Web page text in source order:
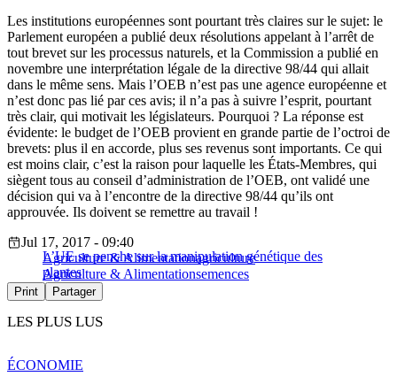
Les institutions européennes sont pourtant très claires sur le sujet: le
Parlement européen a publié deux résolutions appelant à l’arrêt de
tout brevet sur les processus naturels, et la Commission a publié en
novembre une interprétation légale de la directive 98/44 qui allait
dans le même sens. Mais l’OEB n’est pas une agence européenne et
n’est donc pas lié par ces avis; il n’a pas à suivre l’esprit, pourtant
très clair, qui motivait les législateurs. Pourquoi ? La réponse est
évidente: le budget de l’OEB provient en grande partie de l’octroi de
brevets: plus il en accorde, plus ses revenus sont importants. Ce qui
est moins clair, c’est la raison pour laquelle les États-Membres, qui
siègent tous au conseil d’administration de l’OEB, ont validé une
décision qui va à l’encontre de la directive 98/44 qu’ils ont
approuvée. Ils doivent se remettre au travail !
L’UE se penche sur la manipulation génétique des
plantes
Jul 17, 2017 - 09:40
Agriculture & Alimentationagriculture
Agriculture & Alimentationsemences
Print Partager
LES PLUS LUS
ÉCONOMIE